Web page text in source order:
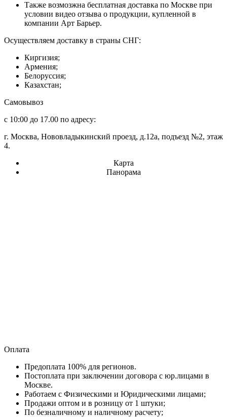
Также возмозжна бесплатная доставка по Москве при
условии видео отзыва о продукции, купленной в
компании Арт Барьер.
Осуществляем доставку в страны СНГ:
Киргизия;
Армения;
Белоруссия;
Казахстан;
Самовывоз
с 10:00 до 17.00 по адресу:
г. Москва, Нововладыкинский проезд, д.12а, подъезд №2, этаж
4.
Карта
Панорама
Оплата
Предоплата 100% для регионов.
Постоплата при заключении договора с юр.лицами в
Москве.
Работаем с Физическими и Юридическими лицами;
Продажи оптом и в розницу от 1 штуки;
По безналичному и наличному расчету;